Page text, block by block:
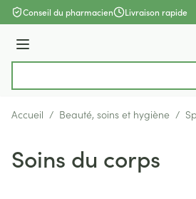
Aller au contenu
Conseil du pharmacien Livraison rapide
Menu
Accueil / Beauté, soins et hygiène /
Soins du corps